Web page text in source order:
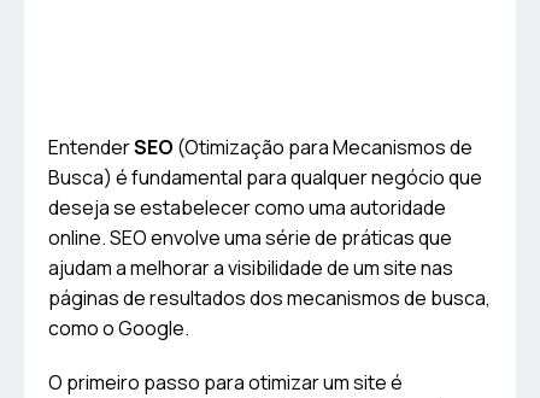
EntenderSEO (Otimização para Mecanismos de
Busca) é fundamental para qualquer negócio que
deseja se estabelecer como uma autoridade
online. SEO envolve uma série de práticas que
ajudam a melhorar a visibilidade de um site nas
páginas de resultados dos mecanismos de busca,
como o Google.
O primeiro passo para otimizar um site é